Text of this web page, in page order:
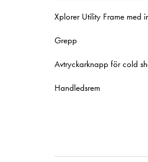
Xplorer Utility Frame med
Grepp
Avtryckarknapp för cold
Handledsrem